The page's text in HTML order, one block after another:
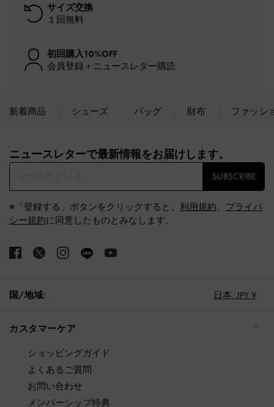
サイズ交換
１回無料
初回購入10%OFF
会員登録＋ニュースレター購読
新着商品 シューズ バッグ 財布 ファッシ
ニュースレターで最新情報をお届けします。​
SUBSCRIBE
※「登録する」ボタンをクリックすると、 利用規約、 プライバ
シー規約に同意したものとみなします。
国/地域: 日本, JPY ¥
カスタマーケア
ショッピングガイド
よくあるご質問
お問い合わせ
メンバーシップ特典